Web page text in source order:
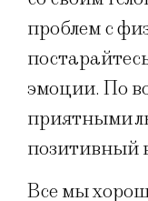
проблем с
эмоции. По
приятными
позитивный
Все мы